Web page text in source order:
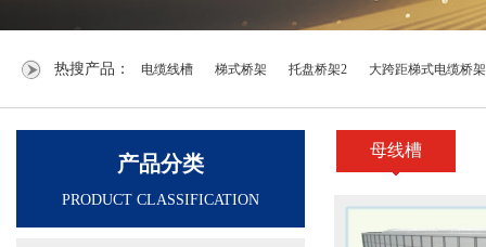
热搜产品： 电缆线槽 梯式桥架 托盘桥架2 大跨距梯式电缆桥架
产品分类
PRODUCT CLASSIFICATION
母线槽